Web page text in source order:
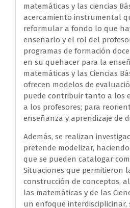
matemáticas y las ciencias
acercamiento instrumental
reformular a fondo lo que
enseñarlo y el rol del
programas de formación
en su quehacer para la
matemáticas y las Ciencias
ofrecen modelos de
puede contribuir tanto a los
a los profesores; para
enseñanza y aprendizaje de
Además, se realizan
pretende modelizar,
que se pueden catalogar
Situaciones que permitieron
construcción de conceptos,
las matemáticas y de las
un enfoque interdisciplicinar,